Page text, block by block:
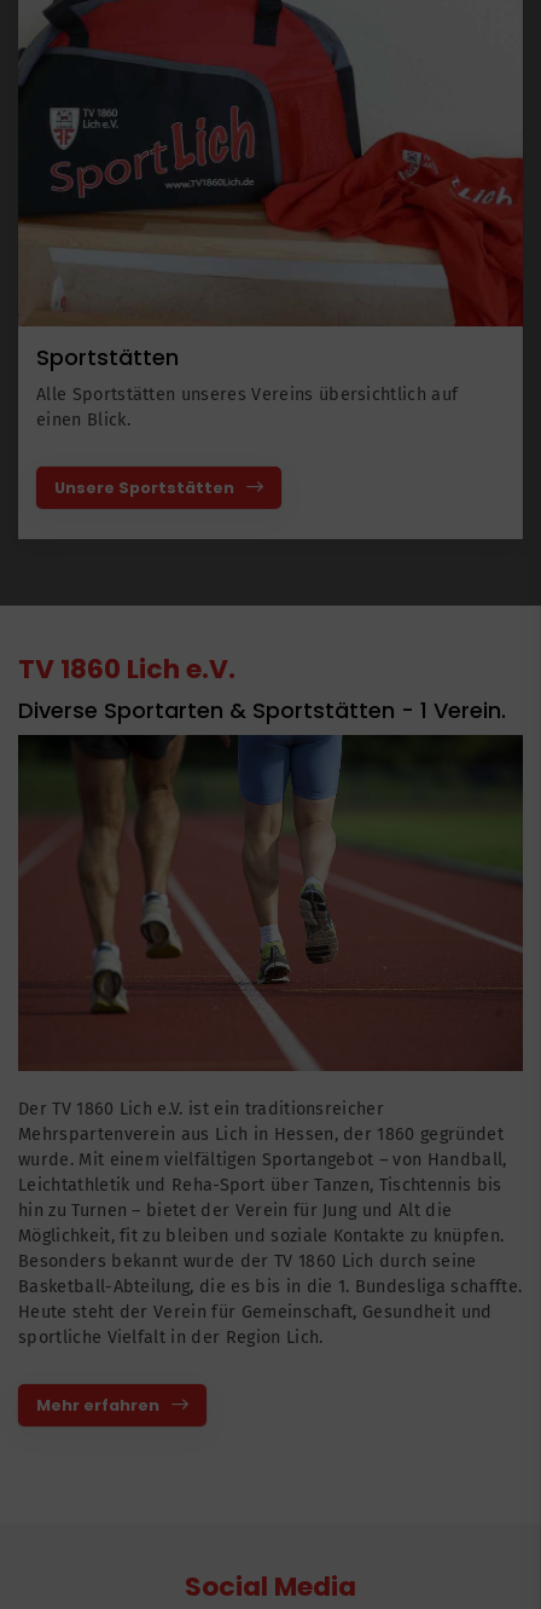
Sportstätten
Alle Sportstätten unseres Vereins übersichtlich auf
einen Blick.
Unsere Sportstätten
TV 1860 Lich e.V.
Diverse Sportarten & Sportstätten - 1 Verein.
Der TV 1860 Lich e.V. ist ein traditionsreicher
Mehrspartenverein aus Lich in Hessen, der 1860 gegründet
wurde. Mit einem vielfältigen Sportangebot – von Handball,
Leichtathletik und Reha-Sport über Tanzen, Tischtennis bis
hin zu Turnen – bietet der Verein für Jung und Alt die
Möglichkeit, fit zu bleiben und soziale Kontakte zu knüpfen.
Besonders bekannt wurde der TV 1860 Lich durch seine
Basketball-Abteilung, die es bis in die 1. Bundesliga schaffte.
Heute steht der Verein für Gemeinschaft, Gesundheit und
sportliche Vielfalt in der Region Lich.
Mehr erfahren
Social Media